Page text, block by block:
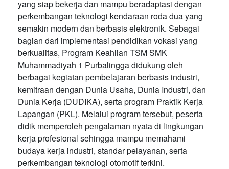
yang siap bekerja dan mampu beradaptasi dengan
perkembangan teknologi kendaraan roda dua yang
semakin modern dan berbasis elektronik. Sebagai
bagian dari implementasi pendidikan vokasi yang
berkualitas, Program Keahlian TSM SMK
Muhammadiyah 1 Purbalingga didukung oleh
berbagai kegiatan pembelajaran berbasis industri,
kemitraan dengan Dunia Usaha, Dunia Industri, dan
Dunia Kerja (DUDIKA), serta program Praktik Kerja
Lapangan (PKL). Melalui program tersebut, peserta
didik memperoleh pengalaman nyata di lingkungan
kerja profesional sehingga mampu memahami
budaya kerja industri, standar pelayanan, serta
perkembangan teknologi otomotif terkini.